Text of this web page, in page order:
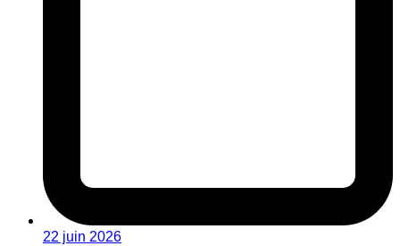
22 juin 2026